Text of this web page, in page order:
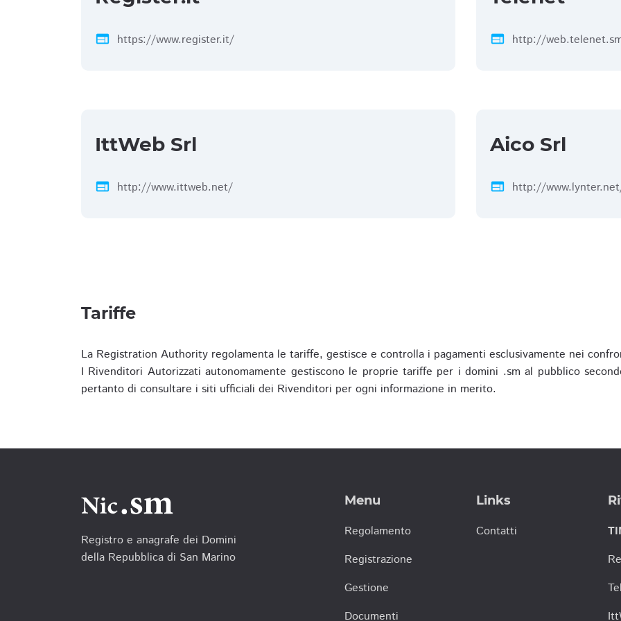
web https://www.register.it/ web http://
IttWeb Srl
web http://www.ittweb.net/
Aico Srl
web http://
Tariffe
La Registration Authority regolamenta le tariffe, gestisce e controlla i pagamenti esclusivamente nei
I Rivenditori Autorizzati autonomamente gestiscono le proprie tariffe per i domini .sm al pubblico
pertanto di consultare i siti ufficiali dei Rivenditori per ogni informazione in merito.
Registro e anagrafe dei Domini
della Repubblica di San Marino
Menu
Regolamento
Registrazione
Gestione
Documenti
Links
Contatti